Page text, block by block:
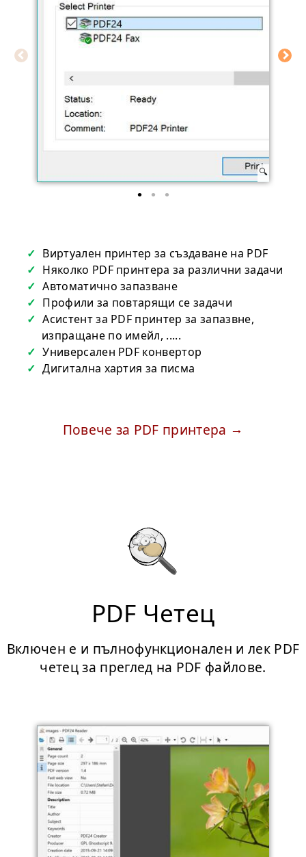
Виртуален принтер за създаване на PDF
Няколко PDF принтера за различни задачи
Автоматично запазване
Профили за повтарящи се задачи
Асистент за PDF принтер за запазвне,
изпращане по имейл, .....
Универсален PDF конвертор
Дигитална хартия за писма
Повече за PDF принтера
PDF Четец
Включен е и пълнофункционален и лек PDF
четец за преглед на PDF файлове.